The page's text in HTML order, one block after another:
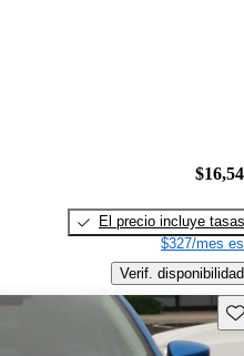
El precio incluye tasas
$327/mes
Verif. disponibilidad